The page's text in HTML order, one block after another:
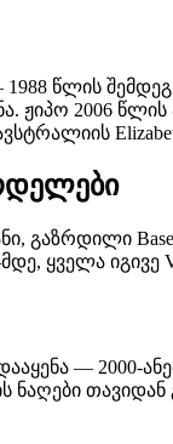
წლის
2006 წლის
გაზრდილი
მდე, ყველა
— 2000-
ნაღები